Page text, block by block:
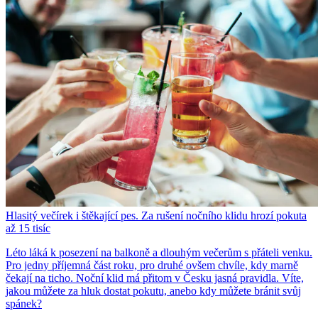
Hlasitý večírek i štěkající pes. Za rušení nočního klidu hrozí pokuta
až 15 tisíc
Léto láká k posezení na balkoně a dlouhým večerům s přáteli venku.
Pro jedny příjemná část roku, pro druhé ovšem chvíle, kdy marně
čekají na ticho. Noční klid má přitom v Česku jasná pravidla. Víte,
jakou můžete za hluk dostat pokutu, anebo kdy můžete bránit svůj
spánek?